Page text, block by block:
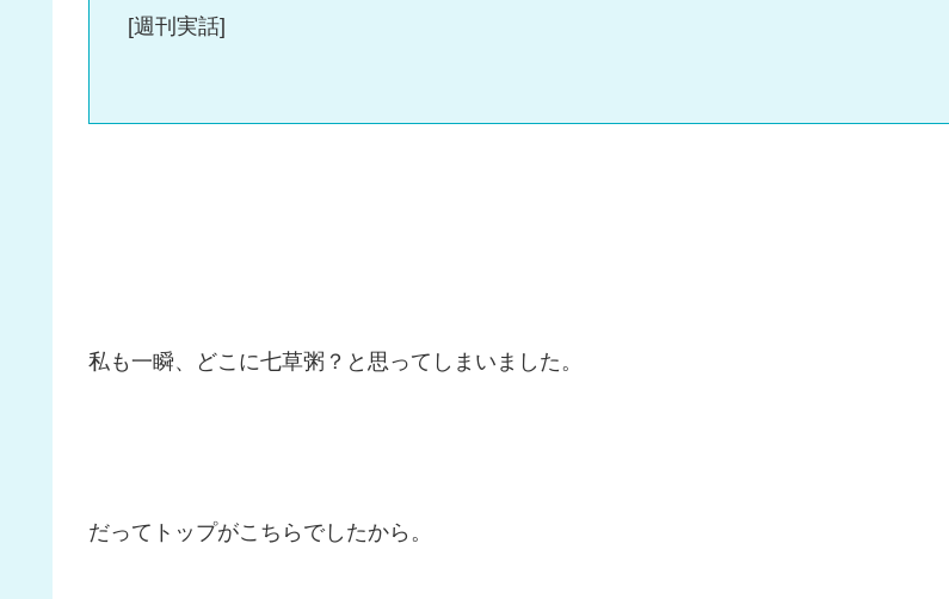
[週刊実話]
私も一瞬、どこに七草粥？と思ってしまいました。
だってトップがこちらでしたから。